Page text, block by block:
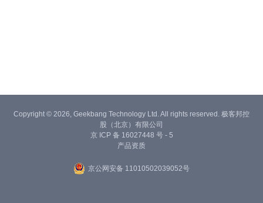
Copyright © 2026, Geekbang Technology Ltd. All rights reserved. 极客邦控
股（北京）有限公司
京 ICP 备 16027448 号 - 5
产品资质
京公网安备 11010502039052号